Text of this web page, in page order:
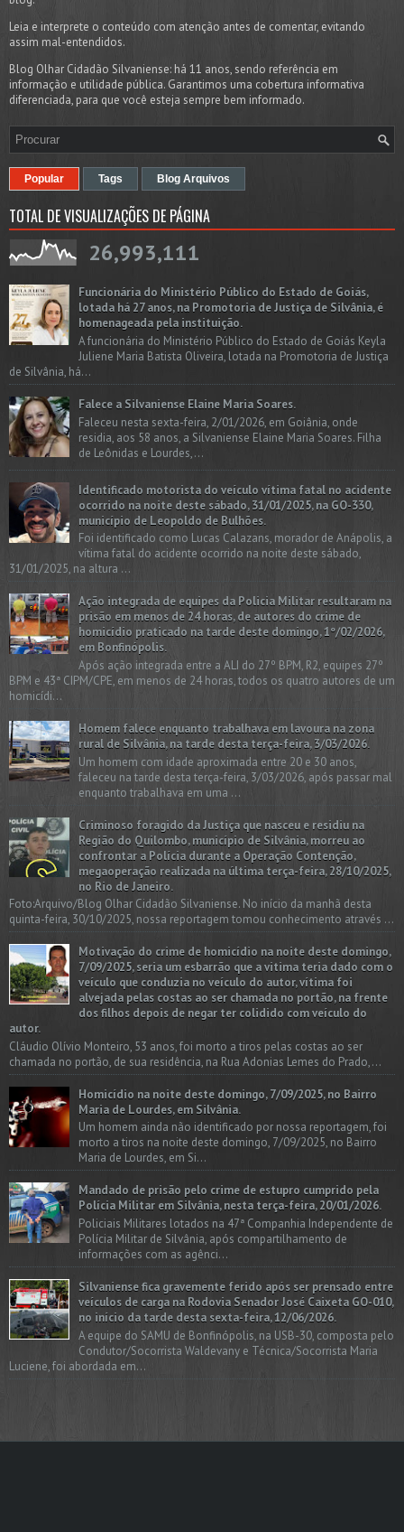
Leia e interprete o conteúdo com atenção antes de comentar, evitando
assim mal-entendidos.
Blog Olhar Cidadão Silvaniense: há 11 anos, sendo referência em
informação e utilidade pública. Garantimos uma cobertura informativa
diferenciada, para que você esteja sempre bem informado.
Popular Tags Blog Arquivos
TOTAL DE VISUALIZAÇÕES DE PÁGINA
26,993,111
Funcionária do Ministério Público do Estado de Goiás,
lotada há 27 anos, na Promotoria de Justiça de Silvânia, é
homenageada pela instituição.
A funcionária do Ministério Público do Estado de Goiás Keyla
Juliene Maria Batista Oliveira, lotada na Promotoria de Justiça
de Silvânia, há...
Falece a Silvaniense Elaine Maria Soares.
Faleceu nesta sexta-feira, 2/01/2026, em Goiânia, onde
residia, aos 58 anos, a Silvaniense Elaine Maria Soares. Filha
de Leônidas e Lourdes,...
Identificado motorista do veículo vítima fatal no acidente
ocorrido na noite deste sábado, 31/01/2025, na GO-330,
município de Leopoldo de Bulhões.
Foi identificado como Lucas Calazans, morador de Anápolis, a
vítima fatal do acidente ocorrido na noite deste sábado,
31/01/2025, na altura ...
Ação integrada de equipes da Policia Militar resultaram na
prisão em menos de 24 horas, de autores do crime de
homicídio praticado na tarde deste domingo, 1º/02/2026,
em Bonfinópolis.
Após ação integrada entre a ALI do 27º BPM, R2, equipes 27º
BPM e 43ª CIPM/CPE, em menos de 24 horas, todos os quatro autores de um
homicídi...
Homem falece enquanto trabalhava em lavoura na zona
rural de Silvânia, na tarde desta terça-feira, 3/03/2026.
Um homem com idade aproximada entre 20 e 30 anos,
faleceu na tarde desta terça-feira, 3/03/2026, após passar mal
enquanto trabalhava em uma ...
Criminoso foragido da Justiça que nasceu e residiu na
Região do Quilombo, município de Silvânia, morreu ao
confrontar a Polícia durante a Operação Contenção,
megaoperação realizada na última terça-feira, 28/10/2025,
no Rio de Janeiro.
Foto:Arquivo/Blog Olhar Cidadão Silvaniense. No início da manhã desta
quinta-feira, 30/10/2025, nossa reportagem tomou conhecimento através ...
Motivação do crime de homicídio na noite deste domingo,
7/09/2025, seria um esbarrão que a vitima teria dado com o
veículo que conduzia no veículo do autor, vítima foi
alvejada pelas costas ao ser chamada no portão, na frente
dos filhos depois de negar ter colidido com veículo do
autor.
Cláudio Olívio Monteiro, 53 anos, foi morto a tiros pelas costas ao ser
chamada no portão, de sua residência, na Rua Adonias Lemes do Prado,...
Homicídio na noite deste domingo, 7/09/2025, no Bairro
Maria de Lourdes, em Silvânia.
Um homem ainda não identificado por nossa reportagem, foi
morto a tiros na noite deste domingo, 7/09/2025, no Bairro
Maria de Lourdes, em Si...
Mandado de prisão pelo crime de estupro cumprido pela
Polícia Militar em Silvânia, nesta terça-feira, 20/01/2026.
Policiais Militares lotados na 47ª Companhia Independente de
Polícia Militar de Silvânia, após compartilhamento de
informações com as agênci...
Silvaniense fica gravemente ferido após ser prensado entre
veículos de carga na Rodovia Senador José Caixeta GO-010,
no início da tarde desta sexta-feira, 12/06/2026.
A equipe do SAMU de Bonfinópolis, na USB-30, composta pelo
Condutor/Socorrista Waldevany e Técnica/Socorrista Maria
Luciene, foi abordada em...